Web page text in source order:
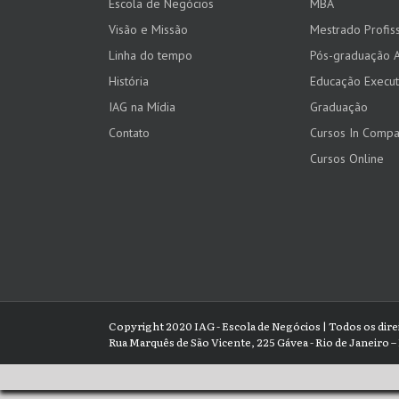
Escola de Negócios
Visão e Missão
Linha do tempo
História
IAG na Mídia
Contato
MBA
Mestrado
Pós-graduação
Educação
Graduação
Cursos In
Cursos Online
Copyright 2020 IAG - Escola de Negócios | Todos os
Rua Marquês de São Vicente, 225 Gávea - Rio de Janeiro